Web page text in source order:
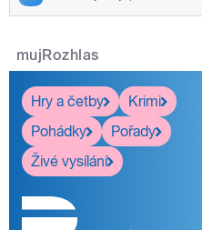
mujRozhlas
Hry a četby
Krimi
Pohádky
Pořady
Živé vysílání